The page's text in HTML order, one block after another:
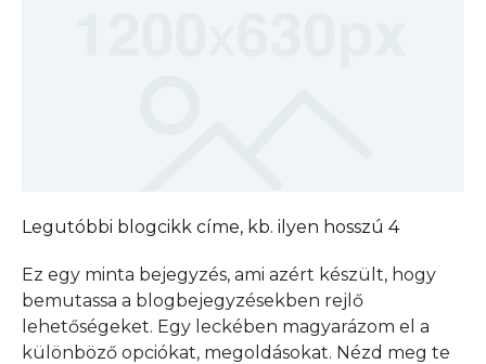
Legutóbbi blogcikk címe, kb. ilyen hosszú 4
Ez egy minta bejegyzés, ami azért készült, hogy
bemutassa a blogbejegyzésekben rejlő
lehetőségeket. Egy leckében magyarázom el a
különböző opciókat, megoldásokat. Nézd meg te